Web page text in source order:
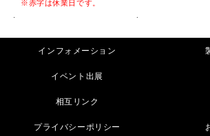
※赤字は休業日です。
インフォメーション
イベント出展
相互リンク
プライバシーポリシー